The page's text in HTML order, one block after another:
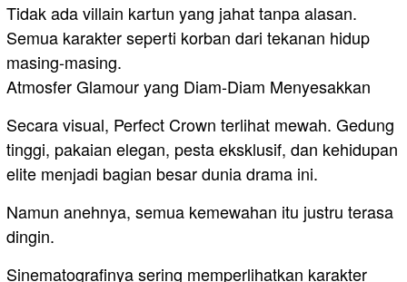
Tidak ada villain kartun yang jahat tanpa alasan.
Semua karakter seperti korban dari tekanan hidup
masing-masing.
Atmosfer Glamour yang Diam-Diam Menyesakkan
Secara visual, Perfect Crown terlihat mewah. Gedung
tinggi, pakaian elegan, pesta eksklusif, dan kehidupan
elite menjadi bagian besar dunia drama ini.
Namun anehnya, semua kemewahan itu justru terasa
dingin.
Sinematografinya sering memperlihatkan karakter